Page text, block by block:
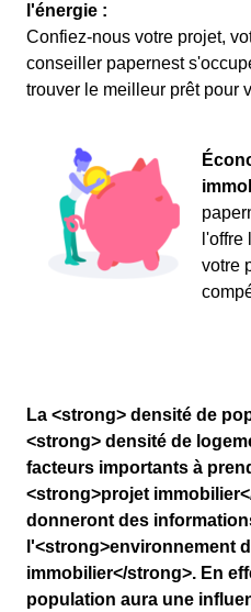
l'énergie :
Confiez-nous votre projet,
conseiller papernest
trouver le meilleur prêt pour
votre
La <strong> densité de
<strong> densité de
facteurs importants à
<strong>projet
donneront des
l'<strong>environnement
immobilier</strong>. En
population aura une